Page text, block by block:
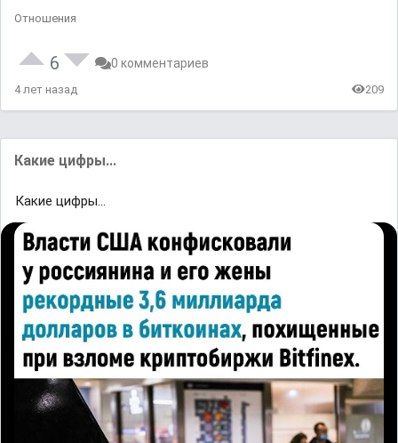
Отношения
6 0 комментариев
4 лет назад 209
Какие цифры...
Какие цифры...